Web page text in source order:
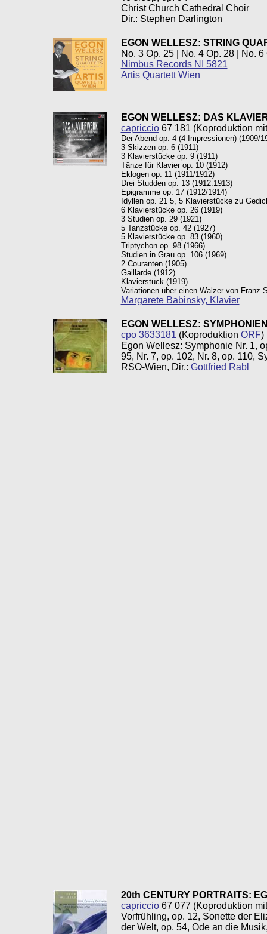
Christ Church Cathedral Choir
Dir.: Stephen Darlington
EGON WELLESZ: STRING
No. 3 Op. 25 | No. 4 Op. 28 | No. 6
Nimbus Records NI 5821
Artis Quartett Wien
EGON WELLESZ: DAS
capriccio67 181 (Koproduktion
Der Abend op. 4 (4 Impressionen) (1909/
3 Skizzen op. 6 (1911)
3 Klavierstücke op. 9 (1911)
Tänze für Klavier op. 10 (1912)
Eklogen op. 11 (1911/1912)
Drei Studden op. 13 (1912:1913)
Epigramme op. 17 (1912/1914)
Idyllen op. 21 5, 5 Klavierstücke zu
6 Klavierstücke op. 26 (1919)
3 Studien op. 29 (1921)
5 Tanzstücke op. 42 (1927)
5 Klavierstücke op. 83 (1960)
Triptychon op. 98 (1966)
Studien in Grau op. 106 (1969)
2 Couranten (1905)
Gaillarde (1912)
Klavierstück (1919)
Variationen über einen Walzer von Franz
Margarete Babinsky, Klavier
EGON WELLESZ:
cpo 3633181 (Koproduktion ORF)
Egon Wellesz: Symphonie Nr. 1,
95, Nr. 7, op. 102, Nr. 8, op. 110,
RSO-Wien, Dir.: Gottfried Rabl
20th CENTURY PORTRAITS:
capriccio67 077 (Koproduktion
Vorfrühling, op. 12, Sonette der
der Welt, op. 54, Ode an die